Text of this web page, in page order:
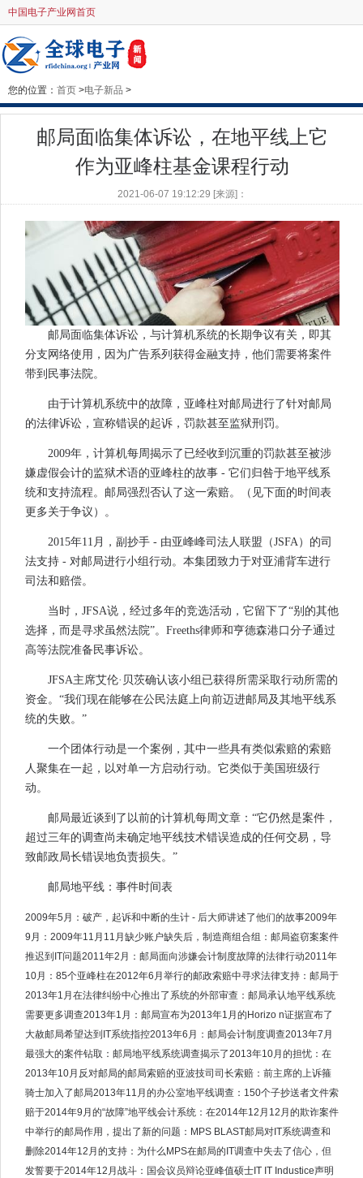
中国电子产业网首页
您的位置： 首页 >电子新品 >
邮局面临集体诉讼，在地平线上它
作为亚峰柱基金课程行动
2021-06-07 19:12:29 [来源]：
邮局面临集体诉讼，与计算机系统的长期争议有关，即其
分支网络使用，因为广告系列获得金融支持，他们需要将案件
带到民事法院。
由于计算机系统中的故障，亚峰柱对邮局进行了针对邮局
的法律诉讼，宣称错误的起诉，罚款甚至监狱刑罚。
2009年，计算机每周揭示了已经收到沉重的罚款甚至被涉
嫌虚假会计的监狱术语的亚峰柱的故事 - 它们归咎于地平线系
统和支持流程。邮局强烈否认了这一索赔。（见下面的时间表
更多关于争议）。
2015年11月，副抄手 - 由亚峰峰司法人联盟（JSFA）的司
法支持 - 对邮局进行小组行动。本集团致力于对亚浦背车进行
司法和赔偿。
当时，JFSA说，经过多年的竞选活动，它留下了“别的其他
选择，而是寻求虽然法院”。Freeths律师和亨德森港口分子通过
高等法院准备民事诉讼。
JFSA主席艾伦·贝茨确认该小组已获得所需采取行动所需的
资金。“我们现在能够在公民法庭上向前迈进邮局及其地平线系
统的失败。”
一个团体行动是一个案例，其中一些具有类似索赔的索赔
人聚集在一起，以对单一方启动行动。它类似于美国班级行
动。
邮局最近谈到了以前的计算机每周文章：“它仍然是案件，
超过三年的调查尚未确定地平线技术错误造成的任何交易，导
致邮政局长错误地负责损失。”
邮局地平线：事件时间表
2009年5月：破产，起诉和中断的生计 - 后大师讲述了他们的故事2009年
9月：2009年11月11月缺少账户缺失后，制造商组合组：邮局盗窃案案件
推迟到IT问题2011年2月：邮局面向涉嫌会计制度故障的法律行动2011年
10月：85个亚峰柱在2012年6月举行的邮政索赔中寻求法律支持：邮局于
2013年1月在法律纠纷中心推出了系统的外部审查：邮局承认地平线系统
需要更多调查2013年1月：邮局宣布为2013年1月的Horizo​​ n证据宣布了
大赦邮局希望达到IT系统指控2013年6月：邮局会计制度调查2013年7月
最强大的案件钻取：邮局地平线系统调查揭示了2013年10月的担忧：在
2013年10月反对邮局的邮局索赔的亚波技司司长索赔：前主席的上诉箍
骑士加入了邮局2013年11月的办公室地平线调查：150个子抄送者文件索
赔于2014年9月的“故障”地平线会计系统：在2014年12月12月的欺诈案件
中举行的邮局作用，提出了新的问题：MPS BLAST邮局对IT系统调查和
删除2014年12月的支持：为什么MPS在邮局的IT调查中失去了信心，但
发誓要于2014年12月战斗：国会议员辩论亚峰值硕士IT IT Industice声明